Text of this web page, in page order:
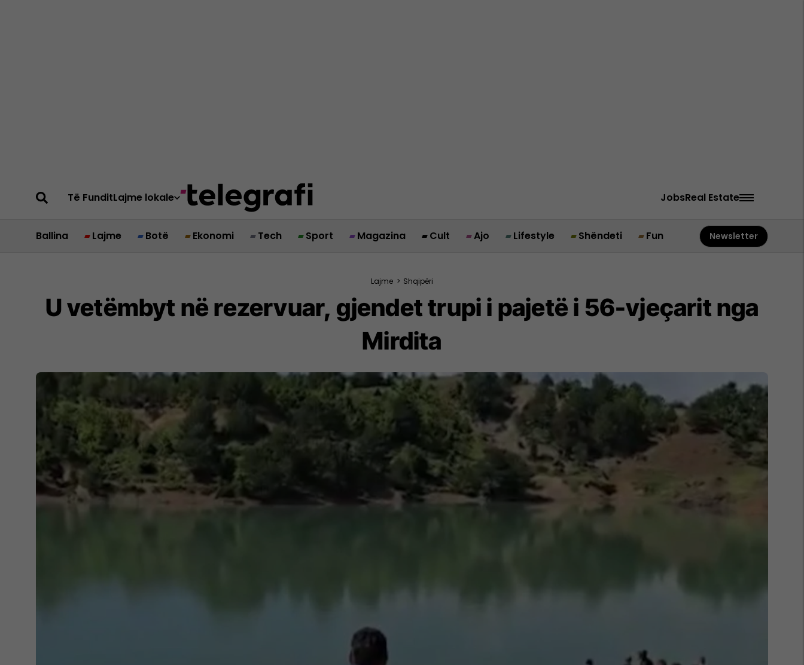
Të FunditLajme lokale JobsReal Estate
Ballina Lajme Botë Ekonomi Tech Sport Magazina Cult Ajo Lifestyle Shëndeti Fun Newsletter
Lajme > Shqipëri
U vetëmbyt në rezervuar, gjendet trupi i pajetë i 56-vjeçarit nga
Mirdita